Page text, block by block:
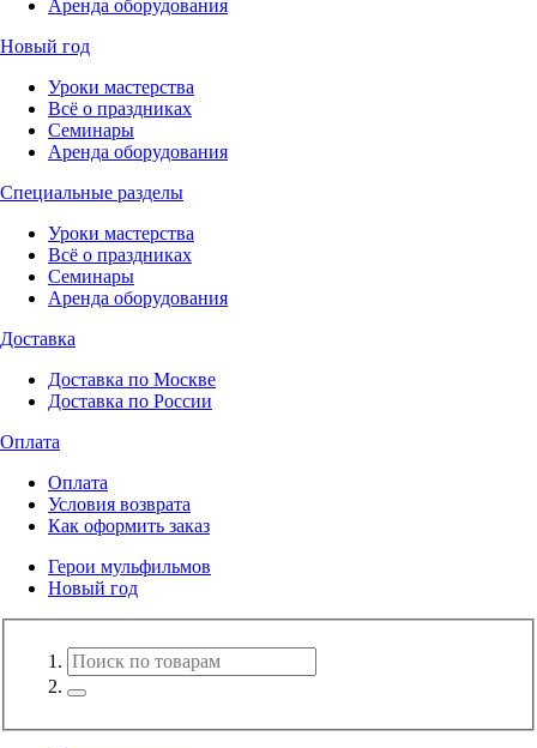
Аренда оборудования
Новый год
Уроки мастерства
Всё о праздниках
Семинары
Аренда оборудования
Специальные разделы
Уроки мастерства
Всё о праздниках
Семинары
Аренда оборудования
Доставка
Доставка по Москве
Доставка по России
Оплата
Оплата
Условия возврата
Как оформить заказ
Герои мульфильмов
Новый год